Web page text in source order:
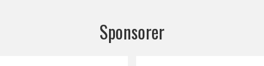
Sponsorer